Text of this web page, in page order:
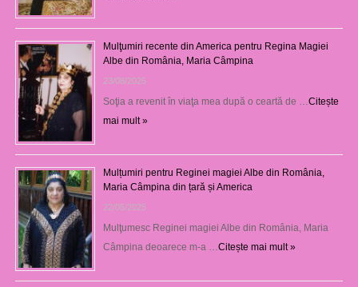
Mulţumiri recente din America pentru Regina Magiei
Albe din România, Maria Câmpina
23/08/2025
Soţia a revenit în viaţa mea după o ceartă de … Citește
mai mult »
Mulțumiri pentru Reginei magiei Albe din România,
Maria Câmpina din țară și America
22/05/2025
Mulţumesc Reginei magiei Albe din România, Maria
Câmpina deoarece m-a … Citește mai mult »